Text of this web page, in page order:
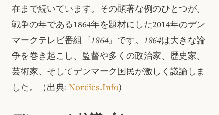
在まで続いています。その顕著な例のひとつが、
戦争の年である1864年を題材にした2014年のデン
マークテレビ番組『1864』です。 1864は大きな論
争を巻き起こし、監督や多くの政治家、歴史家、
芸術家、そしてデンマーク国民が激しく議論しま
した。（出典: Nordics.Info)